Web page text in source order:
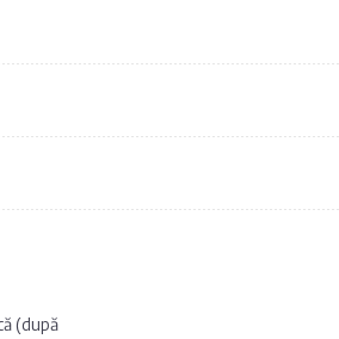
(după